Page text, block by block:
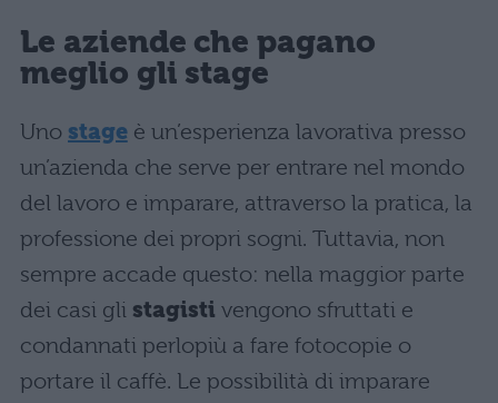
Le aziende che pagano
meglio gli stage
Uno stageè un’esperienza lavorativa presso
un’azienda che serve per entrare nel mondo
del lavoro e imparare, attraverso la pratica, la
professione dei propri sogni. Tuttavia, non
sempre accade questo: nella maggior parte
dei casi gli stagisti vengono sfruttati e
condannati perlopiù a fare fotocopie o
portare il caffè. Le possibilità di imparare